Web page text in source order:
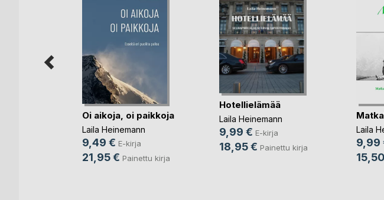
Oi aikoja, oi paikkoja
Laila Heinemann
9,49 € E-kirja
21,95 € Painettu kirja
Hotellielämää
Laila Heinemann
9,99 € E-kirja
18,95 € Painettu kirja
Laila
9,99